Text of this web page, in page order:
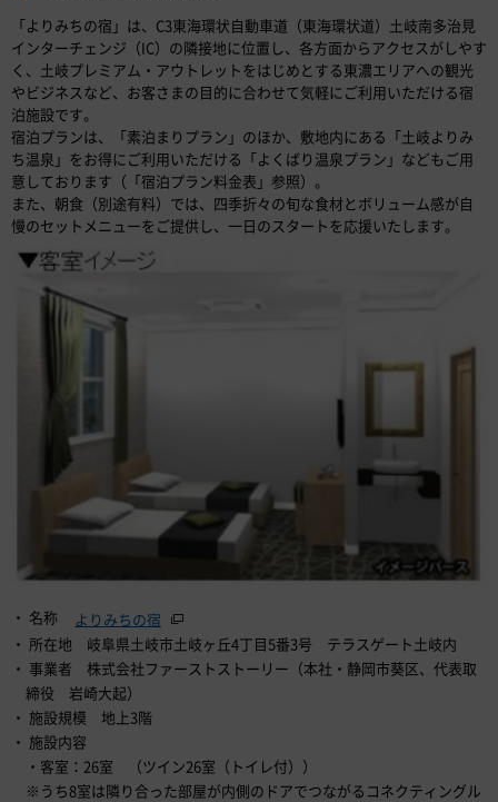
「よりみちの宿」は、C3東海環状自動車道（東海環状道）土岐南多治見
インターチェンジ（IC）の隣接地に位置し、各方面からアクセスがしやす
く、土岐プレミアム・アウトレットをはじめとする東濃エリアへの観光
やビジネスなど、お客さまの目的に合わせて気軽にご利用いただける宿
泊施設です。
宿泊プランは、「素泊まりプラン」のほか、敷地内にある「土岐よりみ
ち温泉」をお得にご利用いただける「よくばり温泉プラン」などもご用
意しております（「宿泊プラン料金表」参照）。
また、朝食（別途有料）では、四季折々の旬な食材とボリューム感が自
慢のセットメニューをご提供し、一日のスタートを応援いたします。
名称
よりみちの宿
所在地 岐阜県土岐市土岐ヶ丘4丁目5番3号 テラスゲート土岐内
事業者 株式会社ファーストストーリー（本社・静岡市葵区、代表取
締役 岩崎大起）
施設規模 地上3階
施設内容
・客室：26室 （ツイン26室（トイレ付））
※うち8室は隣り合った部屋が内側のドアでつながるコネクティングル